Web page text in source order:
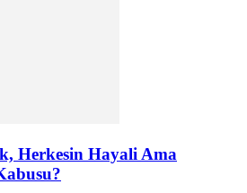
Herkesin Hayali Ama